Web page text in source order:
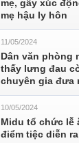
mẹ, gây xúc
mẹ hậu ly hôn
11/05/2024
Dân văn phòng
thấy lưng đau
chuyên gia đưa
10/05/2024
Midu tổ chức lễ
điểm tiệc diễn